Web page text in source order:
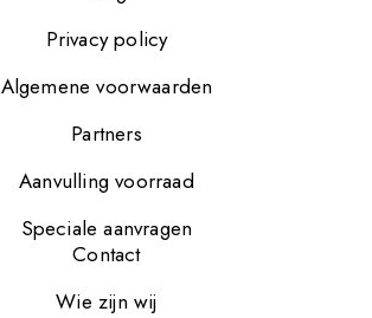
Privacy policy
Algemene voorwaarden
Partners
Aanvulling voorraad
Speciale aanvragen
Contact
Wie zijn wij